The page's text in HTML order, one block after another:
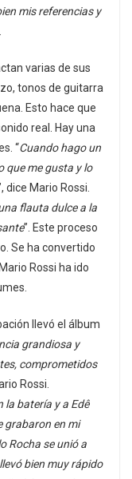
mis referencias y
varias de sus
tonos de guitarra
Esto hace que
real. Hay una
“Cuando hago un
que me gusta y lo
dice Mario Rossi.
flauta dulce a la
”. Este proceso
Se ha convertido
Rossi ha ido
llevó el álbum
grandiosa y
comprometidos
Rossi.
la batería y a Edê
grabaron en mi
Rocha se unió a
bien muy rápido